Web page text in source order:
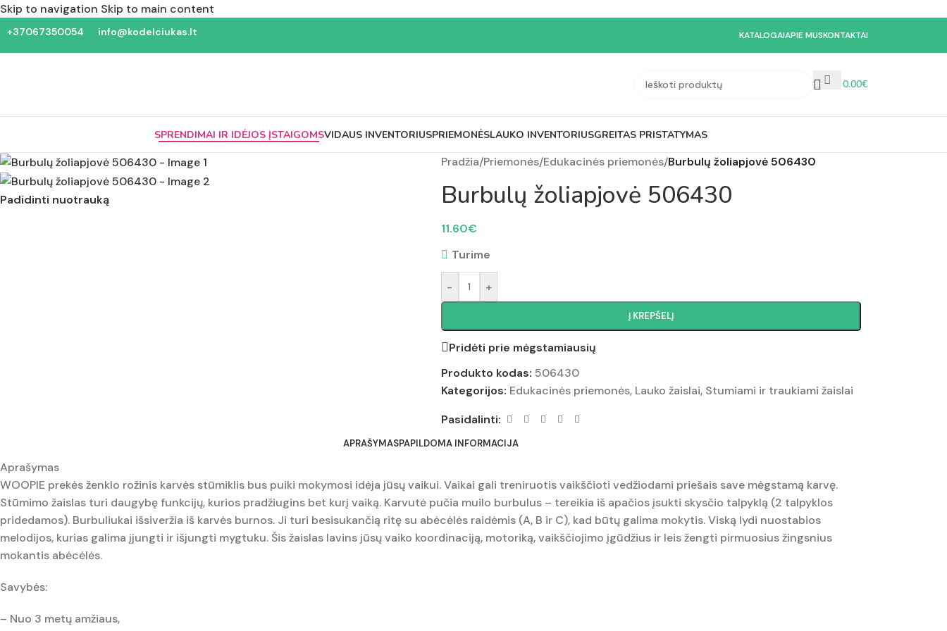
Skip to navigation Skip to main content
+37067350054 info@kodelciukas.lt KATALOGAIAPIE MUSKONTAKTAI
0.00€
SPRENDIMAI IR IDĖJOS ĮSTAIGOMSVIDAUS INVENTORIUSPRIEMONĖSLAUKO INVENTORIUSGREITAS PRISTATYMAS
Padidinti nuotrauką
Pradžia/Priemonės/Edukacinės priemonės/Burbulų žoliapjovė 506430
Burbulų žoliapjovė 506430
11.60€
Turime
- +
Į KREPŠELĮ
Pridėti prie mėgstamiausių
Produkto kodas: 506430
Kategorijos: Edukacinės priemonės, Lauko žaislai, Stumiami ir traukiami žaislai
Pasidalinti:
APRAŠYMASPAPILDOMA INFORMACIJA
Aprašymas
WOOPIE prekės ženklo rožinis karvės stūmiklis bus puiki mokymosi idėja jūsų vaikui. Vaikai gali treniruotis vaikščioti vedžiodami priešais save mėgstamą karvę.
Stūmimo žaislas turi daugybę funkcijų, kurios pradžiugins bet kurį vaiką. Karvutė pučia muilo burbulus – tereikia iš apačios įsukti skysčio talpyklą (2 talpyklos
pridedamos). Burbuliukai išsiveržia iš karvės burnos. Ji turi besisukančią ritę su abėcėlės raidėmis (A, B ir C), kad būtų galima mokytis. Viską lydi nuostabios
melodijos, kurias galima įjungti ir išjungti mygtuku. Šis žaislas lavins jūsų vaiko koordinaciją, motoriką, vaikščiojimo įgūdžius ir leis žengti pirmuosius žingsnius
mokantis abėcėlės.
Savybės:
– Nuo 3 metų amžiaus,